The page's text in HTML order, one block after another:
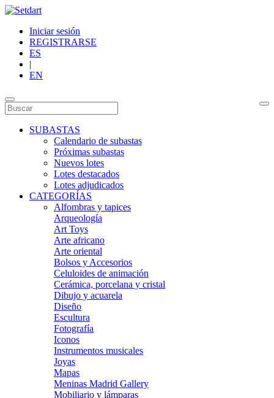
Iniciar sesión
REGISTRARSE
ES
|
EN
SUBASTAS
Calendario de subastas
Próximas subastas
Nuevos lotes
Lotes destacados
Lotes adjudicados
CATEGORÍAS
Alfombras y tapices
Arqueología
Art Toys
Arte africano
Arte oriental
Bolsos y Accesorios
Celuloides de animación
Cerámica, porcelana y cristal
Dibujo y acuarela
Diseño
Escultura
Fotografía
Iconos
Instrumentos musicales
Joyas
Mapas
Meninas Madrid Gallery
Mobiliario y lámparas